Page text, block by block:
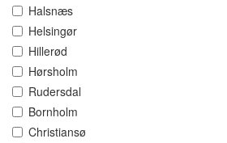
Halsnæs
Helsingør
Hillerød
Hørsholm
Rudersdal
Bornholm
Christiansø